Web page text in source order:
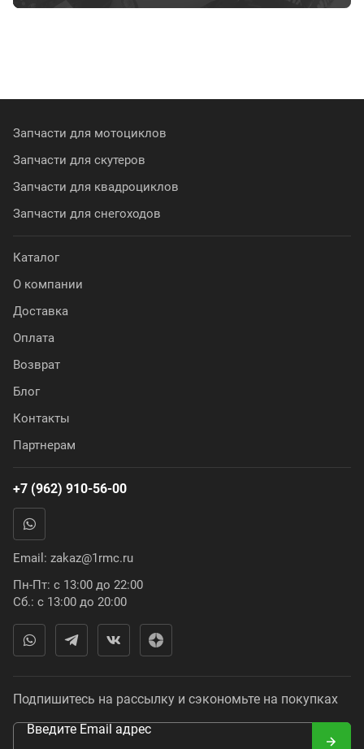
Запчасти для мотоциклов
Запчасти для скутеров
Запчасти для квадроциклов
Запчасти для снегоходов
Каталог
О компании
Доставка
Оплата
Возврат
Блог
Контакты
Партнерам
+7 (962) 910-56-00
Email: zakaz@1rmc.ru
Пн-Пт: с 13:00 до 22:00
Сб.: с 13:00 до 20:00
Подпишитесь на рассылку и сэкономьте на покупках
Введите Email адрес